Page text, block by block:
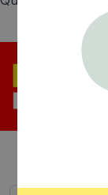
Connettività
Questo prodotto